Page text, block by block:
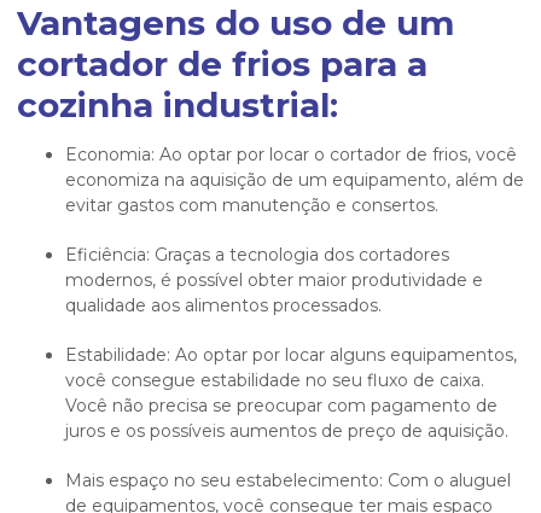
Vantagens do uso de um
cortador de frios para a
cozinha industrial:
Economia: Ao optar por locar o cortador de frios, você
economiza na aquisição de um equipamento, além de
evitar gastos com manutenção e consertos.
Eficiência: Graças a tecnologia dos cortadores
modernos, é possível obter maior produtividade e
qualidade aos alimentos processados.
Estabilidade: Ao optar por locar alguns equipamentos,
você consegue estabilidade no seu fluxo de caixa.
Você não precisa se preocupar com pagamento de
juros e os possíveis aumentos de preço de aquisição.
Mais espaço no seu estabelecimento: Com o aluguel
de equipamentos, você consegue ter mais espaço